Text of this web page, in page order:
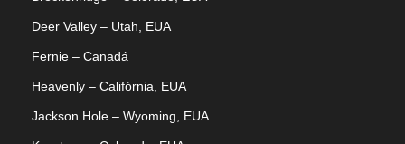
Deer Valley – Utah, EUA
Fernie – Canadá
Heavenly – Califórnia, EUA
Jackson Hole – Wyoming, EUA